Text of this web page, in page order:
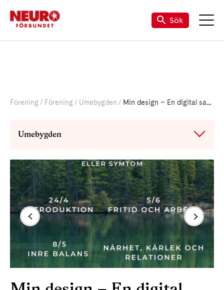
Sök
Förening Förening Umebygden Min design – En digital samtalsgrupp för dig som lever med neurologisk sjukdom, skada eller symtom.
Umebygden